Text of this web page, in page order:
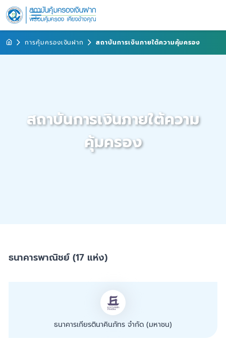
การคุ้มครองเงินฝาก สถาบันการเงินภายใต้ความคุ้มครอง
สถาบันการเงินภายใต้ความ
คุ้มครอง
ธนาคารพาณิชย์ (17 แห่ง)
ธนาคารเกียรตินาคินภัทร จำกัด (มหาชน)